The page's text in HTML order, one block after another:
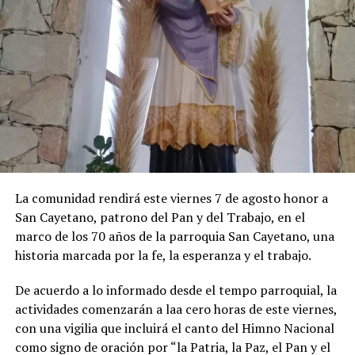
La inflación porteña acumuló 19,4% en lo que va de
2026. Por su parte, la medición interanual alcanzó el
33,2%. En la aceleración de julio hubo un impacto
importante del salto que pegaron los precios
estacionales (10,9%), principalmente por las alzas en las
tarifas del alojamiento en hoteles por las vacaciones de
invierno, al igual que en los precios de los paquetes
vacacionales, de los pasajes aéreos y de las verduras.
se destacaron las subas en colegios privados y en las
tarifas de luz.
La comunidad rendirá este viernes 7 de agosto honor a
San Cayetano, patrono del Pan y del Trabajo, en el
marco de los 70 años de la parroquia San Cayetano, una
historia marcada por la fe, la esperanza y el trabajo.
De acuerdo a lo informado desde el tempo parroquial, la
actividades comenzarán a laa cero horas de este viernes,
con una vigilia que incluirá el canto del Himno Nacional
como signo de oración por “la Patria, la Paz, el Pan y el